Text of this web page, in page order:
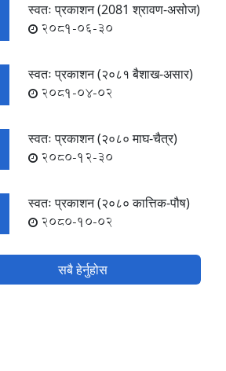
स्वतः प्रकाशन (2081 श्रावण-असोज)
2081-06-30
स्वतः प्रकाशन (२०८१ बैशाख-असार)
2081-04-02
स्वतः प्रकाशन (२०८० माघ-चैत्र)
2080-12-30
स्वतः प्रकाशन (२०८० कात्तिक-पौष)
2080-10-02
सबै हेर्नुहोस